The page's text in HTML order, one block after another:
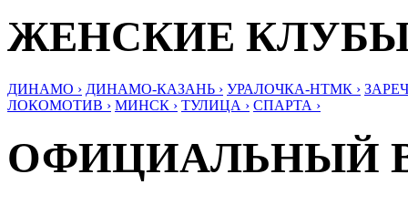
ЖЕНСКИЕ
ДИНАМО › ДИНАМО-КАЗАНЬ › УРАЛОЧКА-НТМК ›
ЛОКОМОТИВ › МИНСК › ТУЛИЦА › СПАРТА ›
ОФИЦИАЛЬНЫЙ